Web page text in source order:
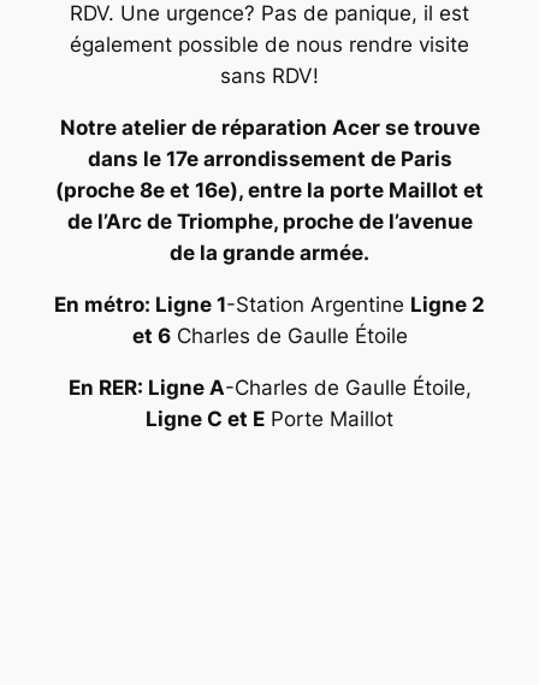
RDV. Une urgence? Pas de panique, il est
également possible de nous rendre visite
sans RDV!
Notre atelier de réparation Acer se trouve
dans le 17e arrondissement de Paris
(proche 8e et 16e), entre la porte Maillot et
de l’Arc de Triomphe, proche de l’avenue
de la grande armée.
En métro: Ligne 1-Station Argentine Ligne 2
et 6Charles de Gaulle Étoile
En RER: Ligne A-Charles de Gaulle Étoile,
Ligne C et E Porte Maillot